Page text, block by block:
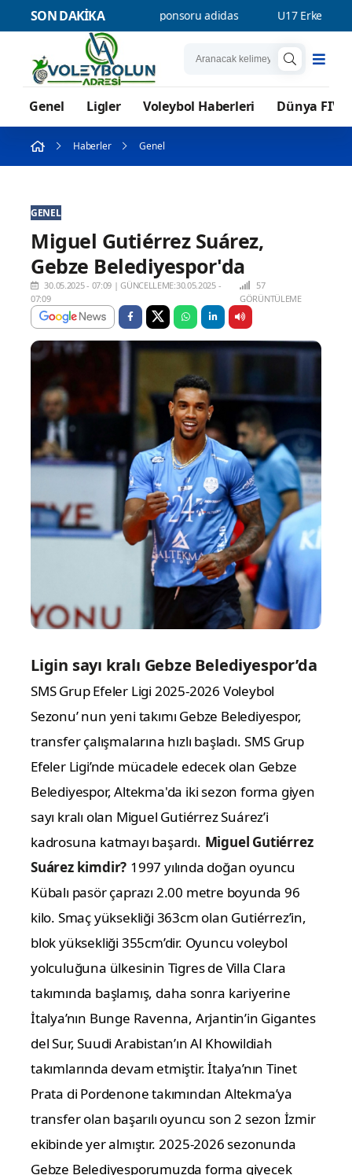
SON DAKİKA
forma sponsoru adidas U17 Erkek Milli Takımımız
Genel Ligler Voleybol Haberleri Dünya
Haberler Genel
GENEL
Miguel Gutiérrez Suárez,
Gebze Belediyespor'da
30.05.2025 - 07:09 |GÜNCELLEME:30.05.2025 -
07:09
57
GÖRÜNTÜLEME
Ligin sayı kralı Gebze Belediyespor’da
SMS Grup Efeler Ligi 2025-2026 Voleybol
Sezonu’ nun yeni takımı Gebze Belediyespor,
transfer çalışmalarına hızlı başladı. SMS Grup
Efeler Ligi’nde mücadele edecek olan Gebze
Belediyespor, Altekma'da iki sezon forma giyen
sayı kralı olan Miguel Gutiérrez Suárez’i
kadrosuna katmayı başardı. Miguel Gutiérrez
Suárez kimdir? 1997 yılında doğan oyuncu
Kübalı pasör çaprazı 2.00 metre boyunda 96
kilo. Smaç yüksekliği 363cm olan Gutiérrez’in,
blok yüksekliği 355cm’dir. Oyuncu voleybol
yolculuğuna ülkesinin Tigres de Villa Clara
takımında başlamış, daha sonra kariyerine
İtalya’nın Bunge Ravenna, Arjantin’in Gigantes
del Sur, Suudi Arabistan’ın Al Khowildiah
takımlarında devam etmiştir. İtalya’nın Tinet
Prata di Pordenone takımından Altekma’ya
transfer olan başarılı oyuncu son 2 sezon İzmir
ekibinde yer almıştır. 2025-2026 sezonunda
Gebze Belediyesporumuzda forma giyecek